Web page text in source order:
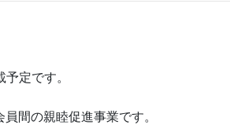
定です。
間の親睦促進事業です。